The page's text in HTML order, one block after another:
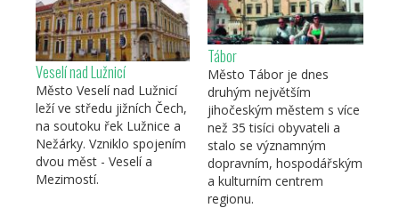
Veselí nad Lužnicí
Město Veselí nad Lužnicí
leží ve středu jižních Čech,
na soutoku řek Lužnice a
Nežárky. Vzniklo spojením
dvou měst - Veselí a
Mezimostí.
Tábor
Město Tábor je dnes
druhým největším
jihočeským městem s více
než 35 tisíci obyvateli a
stalo se významným
dopravním, hospodářským
a kulturním centrem
regionu.